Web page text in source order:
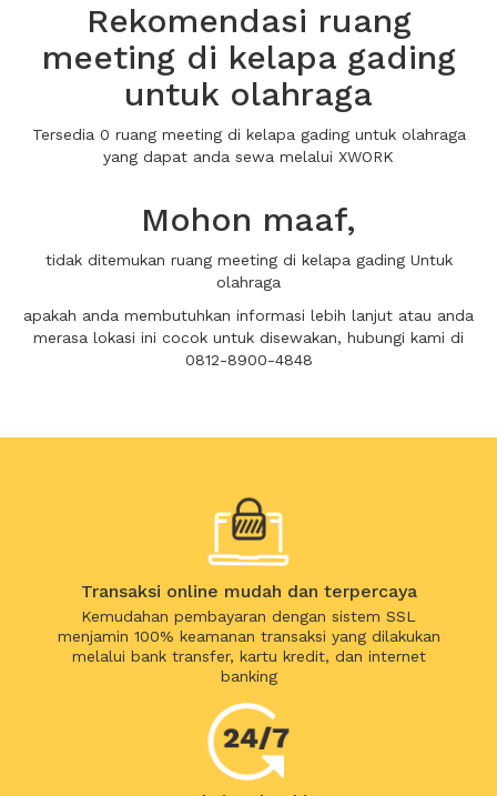
Rekomendasi ruang
meeting di kelapa gading
untuk olahraga
Tersedia 0 ruang meeting di kelapa gading untuk olahraga
yang dapat anda sewa melalui XWORK
Mohon maaf,
tidak ditemukan ruang meeting di kelapa gading Untuk
olahraga
apakah anda membutuhkan informasi lebih lanjut atau anda
merasa lokasi ini cocok untuk disewakan, hubungi kami di
0812-8900-4848
Transaksi online mudah dan terpercaya
Kemudahan pembayaran dengan sistem SSL
menjamin 100% keamanan transaksi yang dilakukan
melalui bank transfer, kartu kredit, dan internet
banking